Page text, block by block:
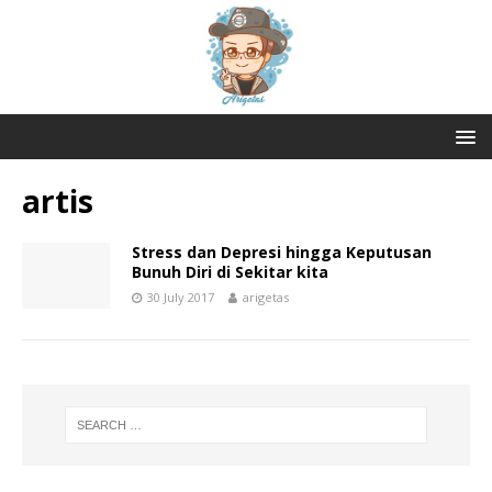
artis
Stress dan Depresi hingga Keputusan
Bunuh Diri di Sekitar kita
30 July 2017 arigetas